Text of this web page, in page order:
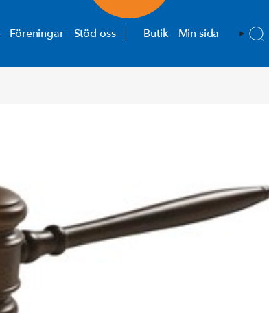
Föreningar Stöd oss Butik Min sida